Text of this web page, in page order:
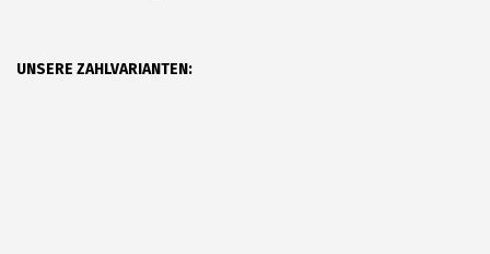
UNSERE ZAHLVARIANTEN: